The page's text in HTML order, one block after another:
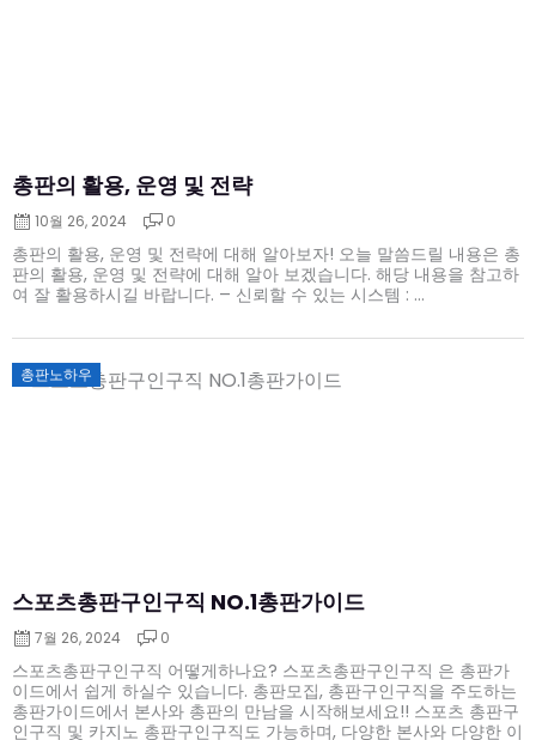
총판의 활용, 운영 및 전략
10월 26, 2024 0
총판의 활용, 운영 및 전략에 대해 알아보자! 오늘 말씀드릴 내용은 총
판의 활용, 운영 및 전략에 대해 알아 보겠습니다. 해당 내용을 참고하
여 잘 활용하시길 바랍니다. – 신뢰할 수 있는 시스템 : ...
총판노하우
스포츠총판구인구직 NO.1총판가이드
Posted
on
7월 26, 2024 0
스포츠총판구인구직 어떻게하나요? 스포츠총판구인구직 은 총판가
이드에서 쉽게 하실수 있습니다. 총판모집, 총판구인구직을 주도하는
총판가이드에서 본사와 총판의 만남을 시작해보세요!! 스포츠 총판구
인구직 및 카지노 총판구인구직도 가능하며, 다양한 본사와 다양한 이